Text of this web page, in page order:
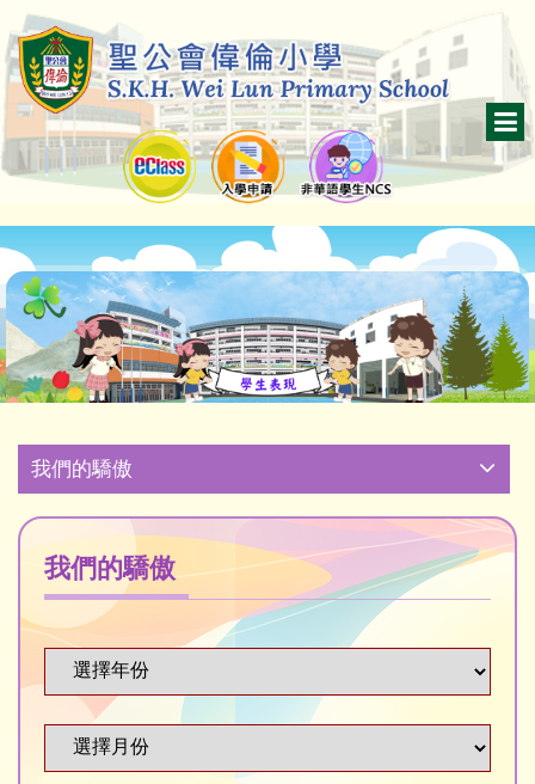
我們的驕傲
我們的驕傲